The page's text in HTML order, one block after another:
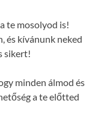
te mosolyod is!
és kívánunk neked
sikert!
minden álmod és
a te előtted